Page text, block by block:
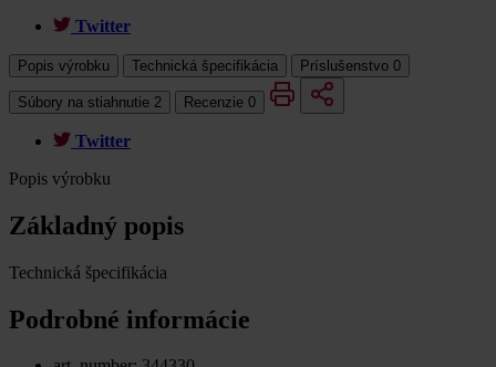
Twitter
Popis výrobku Technická špecifikácia Príslušenstvo 0
Súbory na stiahnutie 2 Recenzie 0
Twitter
Popis výrobku
Základný popis
Technická špecifikácia
Podrobné informácie